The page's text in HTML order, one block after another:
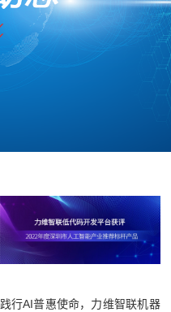
践行AI普惠使命，力维智联机器